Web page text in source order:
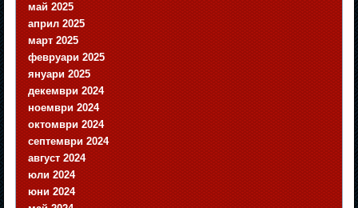
май 2025
април 2025
март 2025
февруари 2025
януари 2025
декември 2024
ноември 2024
октомври 2024
септември 2024
август 2024
юли 2024
юни 2024